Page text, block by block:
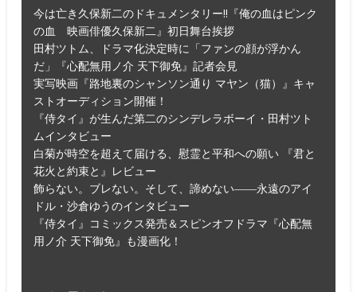
今は亡き久保新二のドキュメンタリー!!『俺の血はピンク
の血 映画俳優久保新二』初日舞台挨拶
田村ツトム、ドラマ化決定時に「ファンの顔が浮かん
だ」『心配無用ノ介 天下御免』記者会見
実写映画『路地裏のシャンソン通り マヤン（猫）』キャ
ストオーディション開催！
『侍タイ』が生んだ第二のシンデレラボーイ・田村ツト
ムインタビュー
白菊が時空を超えて届ける、慰霊と平和への願い 『君と
花火と約束と』レビュー
飾らない。ブレない。そして、諦めない――永遠のアイ
ドル・沙倉ゆうのインタビュー
『侍タイ』コミックス発売＆スピンオフドラマ『心配無
用ノ介 天下御免』も漫画化！